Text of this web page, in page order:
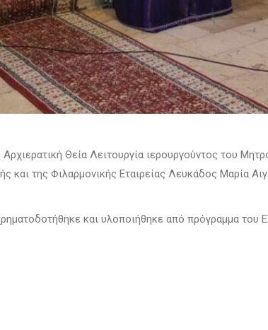
Θεία Λειτουργία ιερουργούντος του
και της Φιλαρμονικής Εταιρείας Λευκάδος Μαρία
και υλοποιήθηκε από πρόγραμμα του